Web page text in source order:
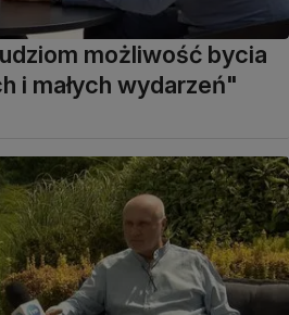
możliwość bycia
i małych wydarzeń"